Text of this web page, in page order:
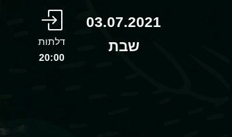
03.07.2021
שבת
דלתות
20:00